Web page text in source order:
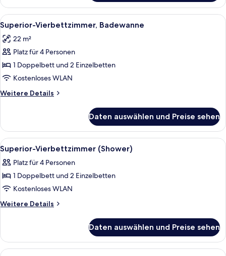
3 Einzelbetten
Alle
Fotos
für
Superior-
Vierbettzimmer,
Badewanne
anzeigen
Ein Hotelzimmer mit zwei Betten,
3
Superior-Vierbettzimmer, Badewanne
22 m²
Platz für 4 Personen
1 Doppelbett und 2 Einzelbetten
Kostenloses WLAN
Weitere Details
Weitere
Vierbettzimmer,
Badewanne
Daten auswählen und Preise sehen
Alle
Fotos
für
Superior-
Vierbettzimmer
(Shower)
Ein Hotelzimmer mit Bett,
4
Superior-Vierbettzimmer (Shower)
Platz für 4 Personen
1 Doppelbett und 2 Einzelbetten
Kostenloses WLAN
Weitere Details
Weitere
Vierbettzimmer
(Shower)
Daten auswählen und Preise sehen
Schreibtisch, schallisolierte Zimmer,